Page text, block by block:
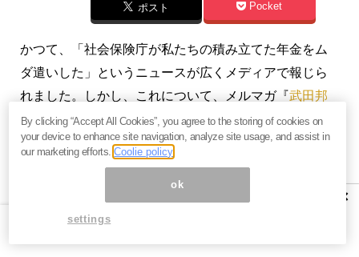
ポスト Pocket
かつて、「社会保険庁が私たちの積み立てた年金をム
ダ遣いした」というニュースが広くメディアで報じら
れました。しかし、これについて、メルマガ『武田邦
彦メールマガジン「テレビが伝えない真実」』の著者
で中部大学の武田教授は、「年金崩壊」という表沙汰
になってはいけない事実を隠すために、政府とメディ
アがグルになって報じているだけだと断言。果たし
て、私たちの年金は今後どうなってしまうのでしょう
×
By clicking “Accept All Cookies”, you agree to the storing of cookies on
your device to enhance site navigation, analyze site usage, and assist in
our marketing efforts.Coolie policy
ok
settings